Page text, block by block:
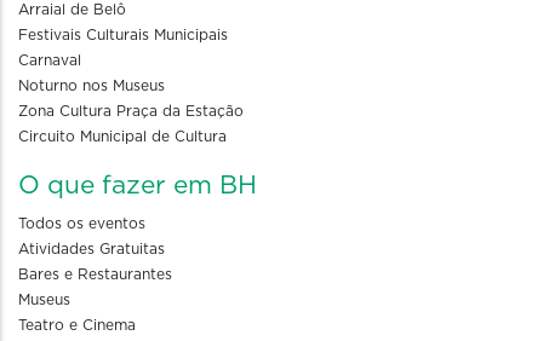
Arraial de Belô
Festivais Culturais Municipais
Carnaval
Noturno nos Museus
Zona Cultura Praça da Estação
Circuito Municipal de Cultura
O que fazer em BH
Todos os eventos
Atividades Gratuitas
Bares e Restaurantes
Museus
Teatro e Cinema